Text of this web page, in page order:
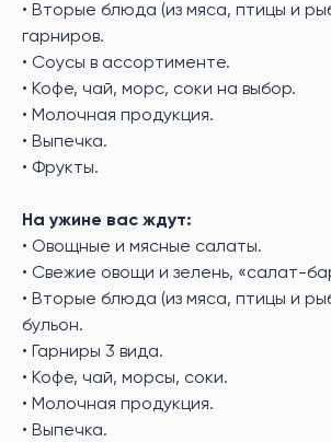
• Вторые блюда (из мяса, птицы и
гарниров.
• Соусы в ассортименте.
• Кофе, чай, морс, соки на выбор.
• Молочная продукция.
• Выпечка.
• Фрукты.
На ужине вас ждут:
• Овощные и мясные салаты.
• Свежие овощи и зелень, «салат-
• Вторые блюда (из мяса, птицы и
бульон.
• Гарниры 3 вида.
• Кофе, чай, морсы, соки.
• Молочная продукция.
• Выпечка.